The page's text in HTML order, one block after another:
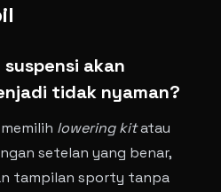
akan
tidak nyaman?
lowering kitatau
setelan yang benar,
tampilan sporty tanpa